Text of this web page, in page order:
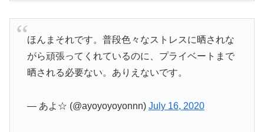
ほんまそれです。普段色々なストレスに晒されな
がら頑張ってくれているのに、プライベートまで
晒される必要ない。ありえないです。
— あよ☆ (@ayoyoyoyonnn) July 16, 2020